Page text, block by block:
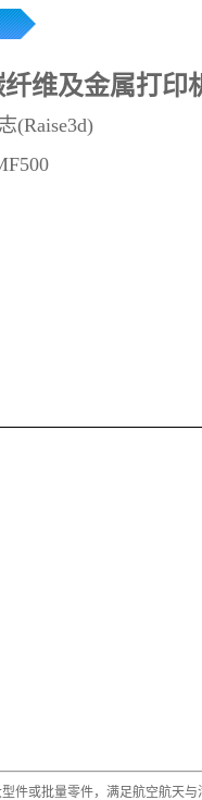
维及金属打印
(Raise3d)
件或批量零件，满足航空航天与